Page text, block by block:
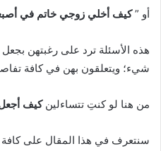
أو ”كيف أخلي زوجي خاتم في
هذه الأسئلة ترد على رغبتهن
شيء؛ ويتعلقون بهن في كافة
من هنا لو كنتِ تتساءلينكيف
سنتعرف في هذا المقال على كافة